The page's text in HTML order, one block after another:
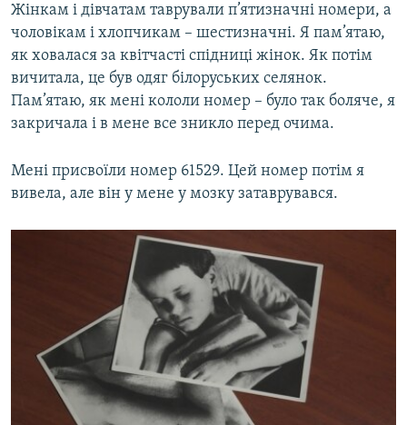
Жінкам і дівчатам таврували п’ятизначні номери, а
чоловікам і хлопчикам – шестизначні. Я пам’ятаю,
як ховалася за квітчасті спідниці жінок. Як потім
вичитала, це був одяг білоруських селянок.
Пам’ятаю, як мені кололи номер – було так боляче, я
закричала і в мене все зникло перед очима.
Мені присвоїли номер 61529. Цей номер потім я
вивела, але він у мене у мозку затаврувався.